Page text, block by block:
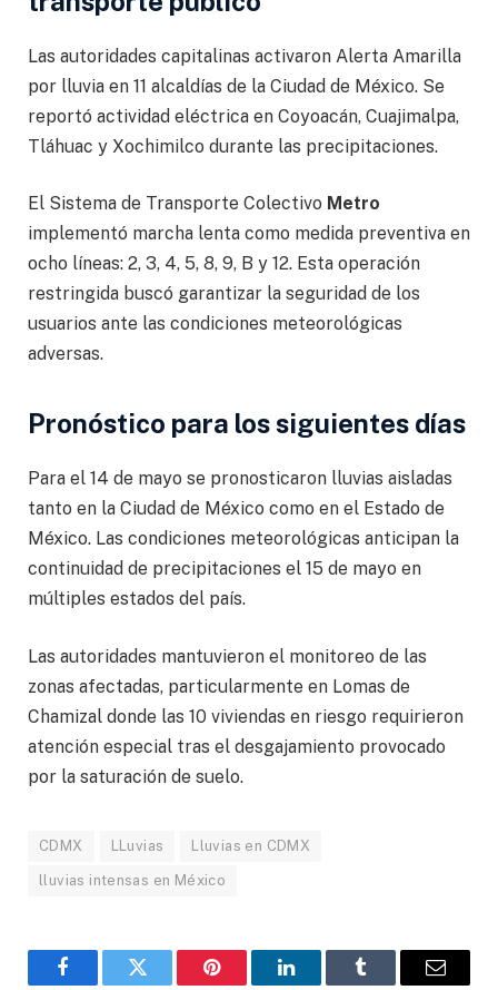
Las autoridades capitalinas activaron Alerta Amarilla
por lluvia en 11 alcaldías de la Ciudad de México. Se
reportó actividad eléctrica en Coyoacán, Cuajimalpa,
Tláhuac y Xochimilco durante las precipitaciones.
El Sistema de Transporte Colectivo Metro
implementó marcha lenta como medida preventiva en
ocho líneas: 2, 3, 4, 5, 8, 9, B y 12. Esta operación
restringida buscó garantizar la seguridad de los
usuarios ante las condiciones meteorológicas
adversas.
Pronóstico para los siguientes días
Para el 14 de mayo se pronosticaron lluvias aisladas
tanto en la Ciudad de México como en el Estado de
México. Las condiciones meteorológicas anticipan la
continuidad de precipitaciones el 15 de mayo en
múltiples estados del país.
Las autoridades mantuvieron el monitoreo de las
zonas afectadas, particularmente en Lomas de
Chamizal donde las 10 viviendas en riesgo requirieron
atención especial tras el desgajamiento provocado
por la saturación de suelo.
CDMX LLuvias Lluvias en CDMX
lluvias intensas en México
FacebookGorjeo Pinterest LinkedInTumblr Correo